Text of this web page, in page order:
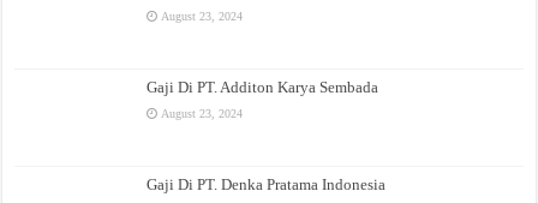
August 23, 2024
Gaji Di PT. Additon Karya Sembada
August 23, 2024
Gaji Di PT. Denka Pratama Indonesia